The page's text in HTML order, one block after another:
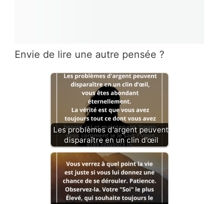
Envie de lire une autre pensée ?
Les problèmes d'argent peuvent
disparaître en un clin d’œil